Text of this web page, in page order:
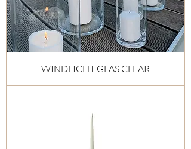
WINDLICHT GLAS CLEAR